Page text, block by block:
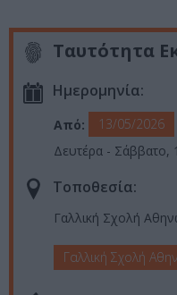
Ταυτότητα
Ημερομηνία:
Από: 13/05/2026
Δευτέρα - Σάββατο,
Τοποθεσία:
Γαλλική Σχολή
Γαλλική Σχολή